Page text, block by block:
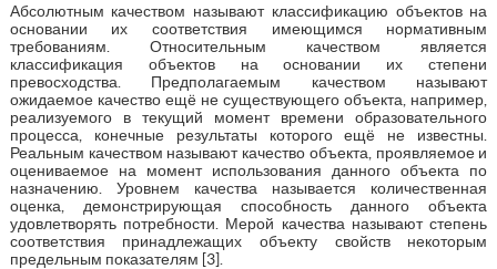
Абсолютным качеством называют классификацию объектов на
основании их соответствия имеющимся нормативным
требованиям. Относительным качеством является
классификация объектов на основании их степени
превосходства. Предполагаемым качеством называют
ожидаемое качество ещё не существующего объекта, например,
реализуемого в текущий момент времени образовательного
процесса, конечные результаты которого ещё не известны.
Реальным качеством называют качество объекта, проявляемое и
оцениваемое на момент использования данного объекта по
назначению. Уровнем качества называется количественная
оценка, демонстрирующая способность данного объекта
удовлетворять потребности. Мерой качества называют степень
соответствия принадлежащих объекту свойств некоторым
предельным показателям [3].